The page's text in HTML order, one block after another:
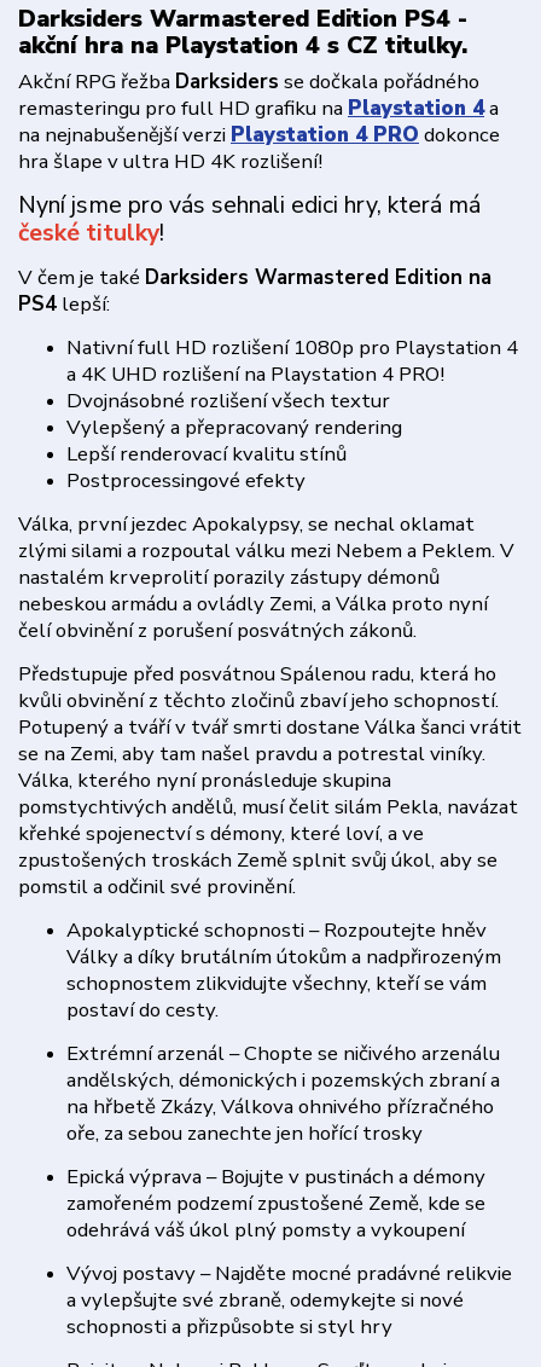
Darksiders Warmastered Edition PS4 -
akční hra na Playstation 4 s CZ titulky.
Akční RPG řežba Darksiders se dočkala pořádného
remasteringu pro full HD grafiku na Playstation 4a
na nejnabušenější verzi Playstation 4 PRO dokonce
hra šlape v ultra HD 4K rozlišení!
Nyní jsme pro vás sehnali edici hry, která má
české titulky!
V čem je také Darksiders Warmastered Edition na
PS4 lepší:
Nativní full HD rozlišení 1080p pro Playstation 4
a 4K UHD rozlišení na Playstation 4 PRO!
Dvojnásobné rozlišení všech textur
Vylepšený a přepracovaný rendering
Lepší renderovací kvalitu stínů
Postprocessingové efekty
Válka, první jezdec Apokalypsy, se nechal oklamat
zlými silami a rozpoutal válku mezi Nebem a Peklem. V
nastalém krveprolití porazily zástupy démonů
nebeskou armádu a ovládly Zemi, a Válka proto nyní
čelí obvinění z porušení posvátných zákonů.
Předstupuje před posvátnou Spálenou radu, která ho
kvůli obvinění z těchto zločinů zbaví jeho schopností.
Potupený a tváří v tvář smrti dostane Válka šanci vrátit
se na Zemi, aby tam našel pravdu a potrestal viníky.
Válka, kterého nyní pronásleduje skupina
pomstychtivých andělů, musí čelit silám Pekla, navázat
křehké spojenectví s démony, které loví, a ve
zpustošených troskách Země splnit svůj úkol, aby se
pomstil a odčinil své provinění.
Apokalyptické schopnosti – Rozpoutejte hněv
Války a díky brutálním útokům a nadpřirozeným
schopnostem zlikvidujte všechny, kteří se vám
postaví do cesty.
Extrémní arzenál – Chopte se ničivého arzenálu
andělských, démonických i pozemských zbraní a
na hřbetě Zkázy, Válkova ohnivého přízračného
oře, za sebou zanechte jen hořící trosky
Epická výprava – Bojujte v pustinách a démony
zamořeném podzemí zpustošené Země, kde se
odehrává váš úkol plný pomsty a vykoupení
Vývoj postavy – Najděte mocné pradávné relikvie
a vylepšujte své zbraně, odemykejte si nové
schopnosti a přizpůsobte si styl hry